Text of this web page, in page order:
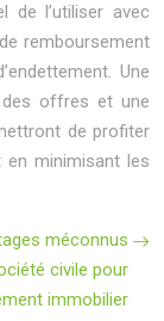
de l’utiliser avec
remboursement
Une
des offres et une
de profiter
minimisant les
méconnus
civile pour
immobilier